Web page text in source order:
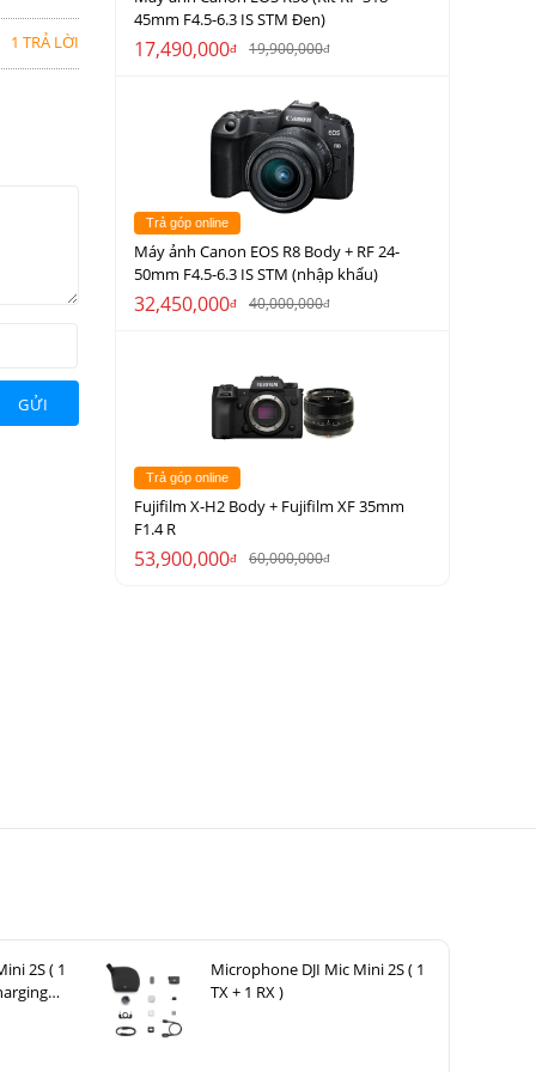
1 TRẢ LỜI
GỬI
45mm F4.5-6.3 IS STM Đen)
17,490,000đ 19,900,000đ
Trả góp online
Máy ảnh Canon EOS R8 Body + RF 24-
50mm F4.5-6.3 IS STM (nhập khẩu)
32,450,000đ 40,000,000đ
Trả góp online
Fujifilm X-H2 Body + Fujifilm XF 35mm
F1.4 R
53,900,000đ 60,000,000đ
2S ( 1
Microphone DJI Mic Mini 2S ( 1
TX + 1 RX )